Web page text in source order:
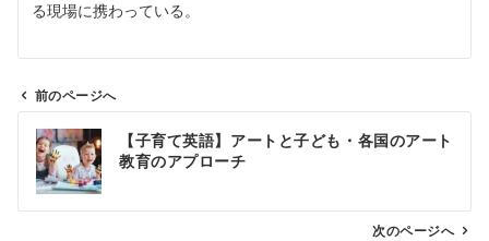
る現場に携わっている。
ビ
前のページへ
【子育て英語】アートと子ども・各国のアート
教育のアプローチ
次のページへ